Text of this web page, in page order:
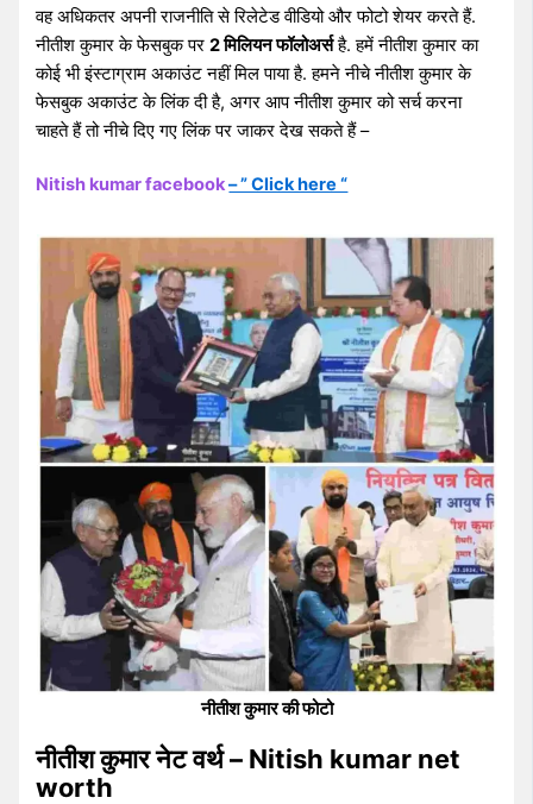
वह अधिकतर अपनी राजनीति से रिलेटेड वीडियो और फोटो शेयर करते हैं.
नीतीश कुमार के फेसबुक पर2 मिलियन फॉलोअर्सहै. हमें नीतीश कुमार का
कोई भी इंस्टाग्राम अकाउंट नहीं मिल पाया है. हमने नीचे नीतीश कुमार के
फेसबुक अकाउंट के लिंक दी है, अगर आप नीतीश कुमार को सर्च करना
चाहते हैं तो नीचे दिए गए लिंक पर जाकर देख सकते हैं –
Nitish kumar facebook– ” Click here “
नीतीश कुमार की फोटो
नीतीश कुमार नेट वर्थ – Nitish kumar net
worth